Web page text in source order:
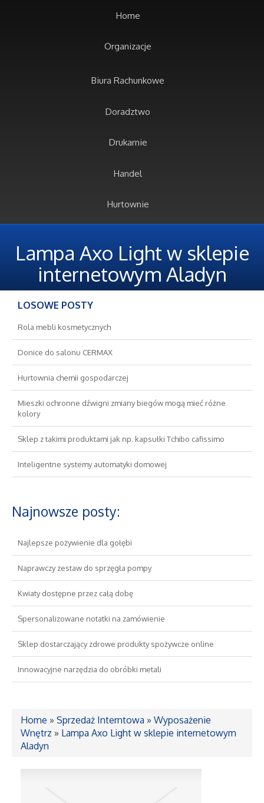
Home
Organizacje
Biura Rachunkowe
Doradztwo
Drukarnie
Handel
Hurtownie
Oferty Pracy
Ekologia
Banki, Przelewy, Waluty, Kantory
Wykończenia
Projektowanie
Nieruchomości
Drzwi i Okna
Nieruchomości, Działki
Domy, Mieszkania
Wykształcenie
Kursy Językowe
Lampa Axo Light w sklepie
internetowym Aladyn
LOSOWE POSTY
Rola mebli kosmetycznych
Donice do salonu CERMAX
Hurtownia chemii gospodarczej
Mieszki ochronne dźwigni zmiany biegów mogą mieć różne
kolory
Sklep z takimi produktami jak np. kapsułki Tchibo cafissimo
Inteligentne systemy automatyki domowej
Najnowsze posty:
Najlepsze pożywienie dla gołębi
Naprawczy zestaw do sprzęgła pompy
Kwiaty dostępne przez całą dobę
Spersonalizowane notatki na zamówienie
Sklep dostarczający zdrowe produkty spożywcze online
Innowacyjne narzędzia do obróbki metali
Home » Sprzedaż Interntowa » Wyposażenie
Wnętrz » Lampa Axo Light w sklepie internetowym
Aladyn